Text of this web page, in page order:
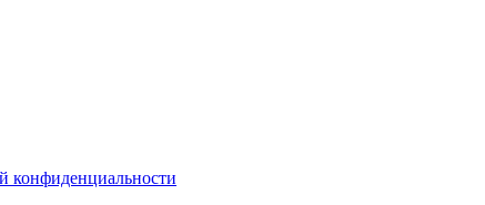
конфиденциальности